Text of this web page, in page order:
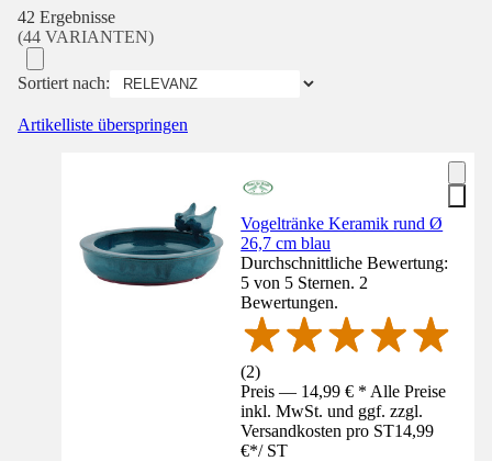
42 Ergebnisse
(44 VARIANTEN)
Sortiert nach:
Artikelliste überspringen
Vogeltränke Keramik rund Ø
26,7 cm blau
Durchschnittliche Bewertung:
5 von 5 Sternen. 2
Bewertungen.
(2)
Preis — 14,99 € * Alle Preise
inkl. MwSt. und ggf. zzgl.
Versandkosten pro ST14,99
€*/ ST